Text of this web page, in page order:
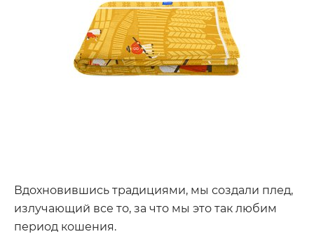
Вдохновившись традициями, мы создали плед,
излучающий все то, за что мы это так любим
период кошения.